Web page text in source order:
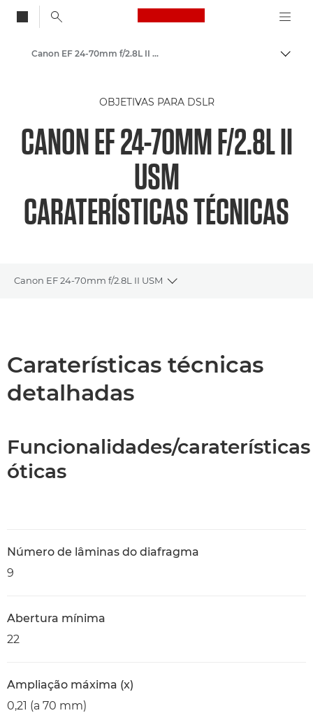
Canon Logo, back
Objetivas para câmaras Canon
Canon EF 24-70mm f/2.8L II USM - Objetivas – Objetivas para câmara e fotográficas
OBJETIVAS PARA DSLR
CANON EF 24-70MM F/2.8L II
USM
CARATERÍSTICAS TÉCNICAS
Canon EF 24-70mm f/2.8L II USM
Toggle breadcrumbs
Caraterísticas técnicas
detalhadas
Funcionalidades/caraterísticas
óticas
Número de lâminas do diafragma
9
Abertura mínima
22
Ampliação máxima (x)
0,21 (a 70 mm)